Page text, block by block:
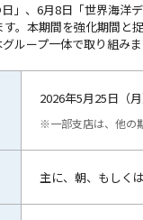
」、6月8日「世界海洋
。本期間を強化期間
ループ一体で取り組みま
2026年5月25日（
※一部支店は、他の
主に、朝、もしく